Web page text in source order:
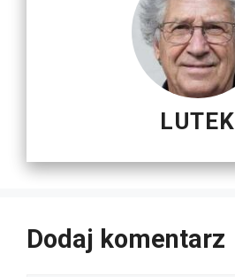
LUTEK
Dodaj komentarz